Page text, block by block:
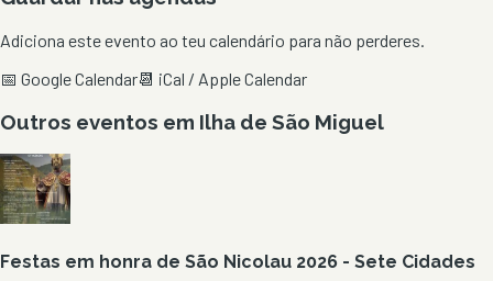
Adiciona este evento ao teu calendário para não perderes.
📅 Google Calendar📆 iCal / Apple Calendar
Outros eventos em Ilha de São Miguel
Festas em honra de São Nicolau 2026 - Sete Cidades